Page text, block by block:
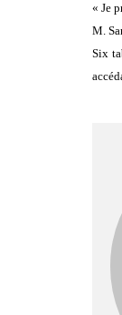
« Je
M.
Six